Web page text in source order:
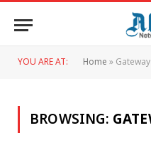
YOU ARE AT: Home»
BROWSING: